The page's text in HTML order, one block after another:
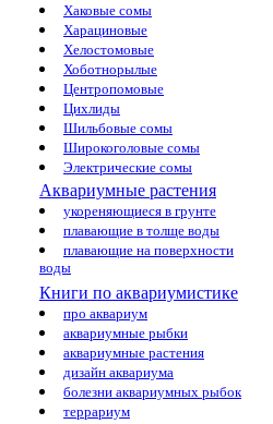
Хаковые сомы
Харациновые
Хелостомовые
Хоботнорылые
Центропомовые
Цихлиды
Шильбовые сомы
Широкоголовые сомы
Электрические сомы
Аквариумные растения
укореняющиеся в грунте
плавающие в толще воды
плавающие на поверхности
воды
Книги по аквариумистике
про аквариум
аквариумные рыбки
аквариумные растения
дизайн аквариума
болезни аквариумных рыбок
террариум